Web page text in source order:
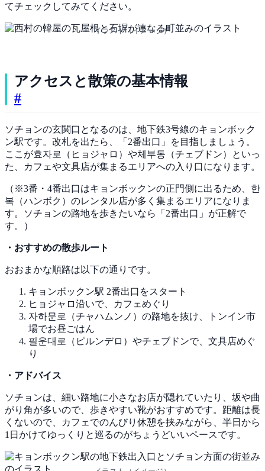
てチェックしてみてください。
イラスト（イメージ）
アクセスと散策の基本情報
#
ソチョンの玄関口となるのは、地下鉄3号線のキョンボック
ン駅です。改札を出たら、「2番出口」を目指しましょう。
ここが효자로（ヒョジャロ）や체부동（チェブドン）といっ
た、カフェや文具店が集まるエリアへの入り口になります。
（※3番・4番出口はキョンボックンの正門側に出るため、한
복（ハンボク）のレンタル店が多く集まるエリアになりま
す。ソチョンの路地を歩きたいなら「2番出口」が正解で
す。）
・おすすめの散歩ルート
おおまかな順路は以下の通りです。
キョンボックン駅 2番出口をスタート
ヒョジャロ沿いで、カフェめぐり
자하문로（チャハムンノ）の路地を抜け、トンイン市
場でお昼ごはん
필운대로（ピルンデロ）やチェブドンで、文具店めぐ
り
・アドバイス
ソチョンは、細い路地に小さなお店が隠れていたり、坂や曲
がり角が多いので、歩きやすい靴がおすすめです。距離は長
くないので、カフェでのんびり休憩を挟みながら、半日から
1日かけてゆっくりと巡るのがちょうどいいペースです。